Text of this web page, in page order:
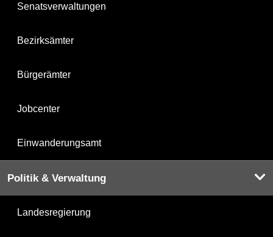
Senatsverwaltungen
Bezirksämter
Bürgerämter
Jobcenter
Einwanderungsamt
Politik & Verwaltung
Landesregierung